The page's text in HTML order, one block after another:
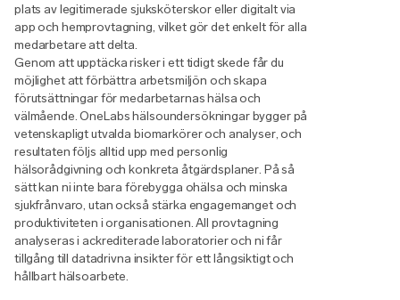
plats av legitimerade sjuksköterskor eller digitalt via
app och hemprovtagning, vilket gör det enkelt för alla
medarbetare att delta.
Genom att upptäcka risker i ett tidigt skede får du
möjlighet att förbättra arbetsmiljön och skapa
förutsättningar för medarbetarnas hälsa och
välmående. OneLabs hälsoundersökningar bygger på
vetenskapligt utvalda biomarkörer och analyser, och
resultaten följs alltid upp med personlig
hälsorådgivning och konkreta åtgärdsplaner. På så
sätt kan ni inte bara förebygga ohälsa och minska
sjukfrånvaro, utan också stärka engagemanget och
produktiviteten i organisationen. All provtagning
analyseras i ackrediterade laboratorier och ni får
tillgång till datadrivna insikter för ett långsiktigt och
hållbart hälsoarbete.